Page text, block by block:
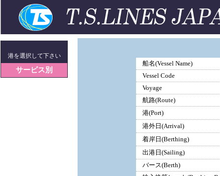
港を選択して下さい
サービス別
船名(Vessel Name)
Vessel Code
Voyage
航路(Route)
港(Port)
港外日(Arrival)
着岸日(Berthing)
出港日(Sailing)
バース(Berth)